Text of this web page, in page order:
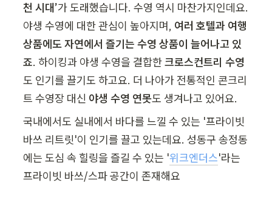
천 시대’가 도래했습니다. 수영 역시 마찬가지인데요.
야생 수영에 대한 관심이 높아지며, 여러 호텔과 여행
상품에도 자연에서 즐기는 수영 상품이 늘어나고 있
죠. 하이킹과 야생 수영을 결합한 크로스컨트리 수영
도 인기를 끌기도 하고요. 더 나아가 전통적인 콘크리
트 수영장 대신 야생 수영 연못도 생겨나고 있어요.
국내에서도 실내에서 바다를 느낄 수 있는 '프라이빗
바쓰 리트릿'이 인기를 끌고 있는데요. 성동구 송정동
에는 도심 속 힐링을 즐길 수 있는 '위크엔더스'라는
프라이빗 바쓰/스파 공간이 존재해요